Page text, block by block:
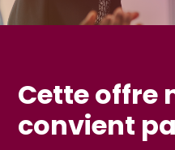
Cette offre
convient